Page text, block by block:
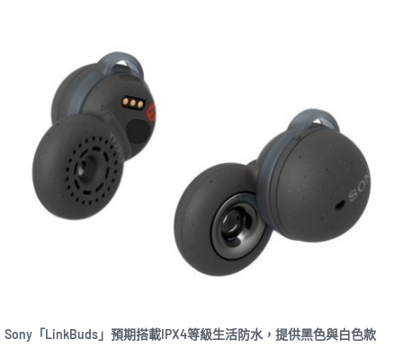
最新資訊
聯絡我們
Sony「LinkBuds」預期搭載IPX4等級生活防水，提供黑色與白色款